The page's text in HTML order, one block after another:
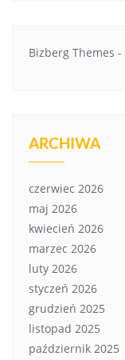
Bizberg Themes -
ARCHIWA
czerwiec 2026
maj 2026
kwiecień 2026
marzec 2026
luty 2026
styczeń 2026
grudzień 2025
listopad 2025
październik 2025